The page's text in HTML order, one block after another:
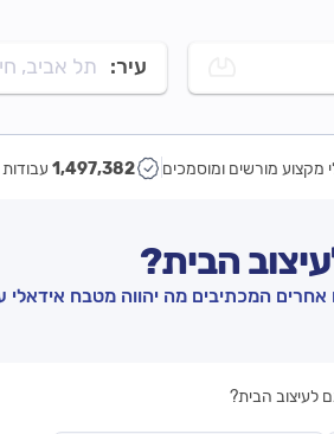
עיר: תל אביב,
מקצוע מורשים ומוסמכים 1,497,382
הבית?
המכתיבים מה יהווה מטבח
לעיצוב הבית?